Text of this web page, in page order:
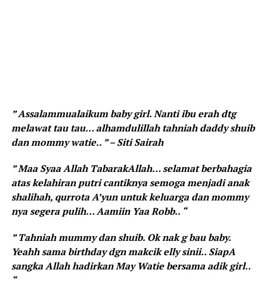
” Assalammualaikum baby girl. Nanti ibu erah dtg
melawat tau tau… alhamdulillah tahniah daddy shuib
dan mommy watie.. ” – Siti Sairah
” Maa Syaa Allah TabarakAllah… selamat berbahagia
atas kelahiran putri cantiknya semoga menjadi anak
shalihah, qurrota A’yun untuk keluarga dan mommy
nya segera pulih… Aamiin Yaa Robb.. “
” Tahniah mummy dan shuib. Ok nak g bau baby.
Yeahh sama birthday dgn makcik elly sinii.. SiapA
sangka Allah hadirkan May Watie bersama adik girl..
“